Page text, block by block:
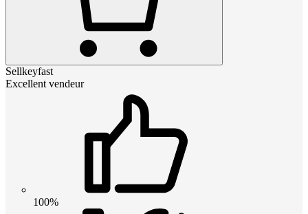
Sellkeyfast
Excellent vendeur
100%